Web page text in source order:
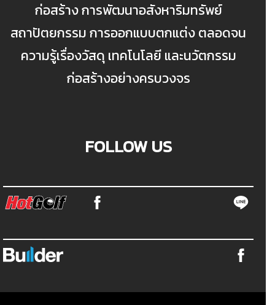
ก่อสร้าง การพัฒนาอสังหาริมทรัพย์
สถาปัตยกรรม การออกแบบตกแต่ง ตลอดจน
ความรู้เรื่องวัสดุ เทคโนโลยี และนวัตกรรม
ก่อสร้างอย่างครบวงจร
FOLLOW US